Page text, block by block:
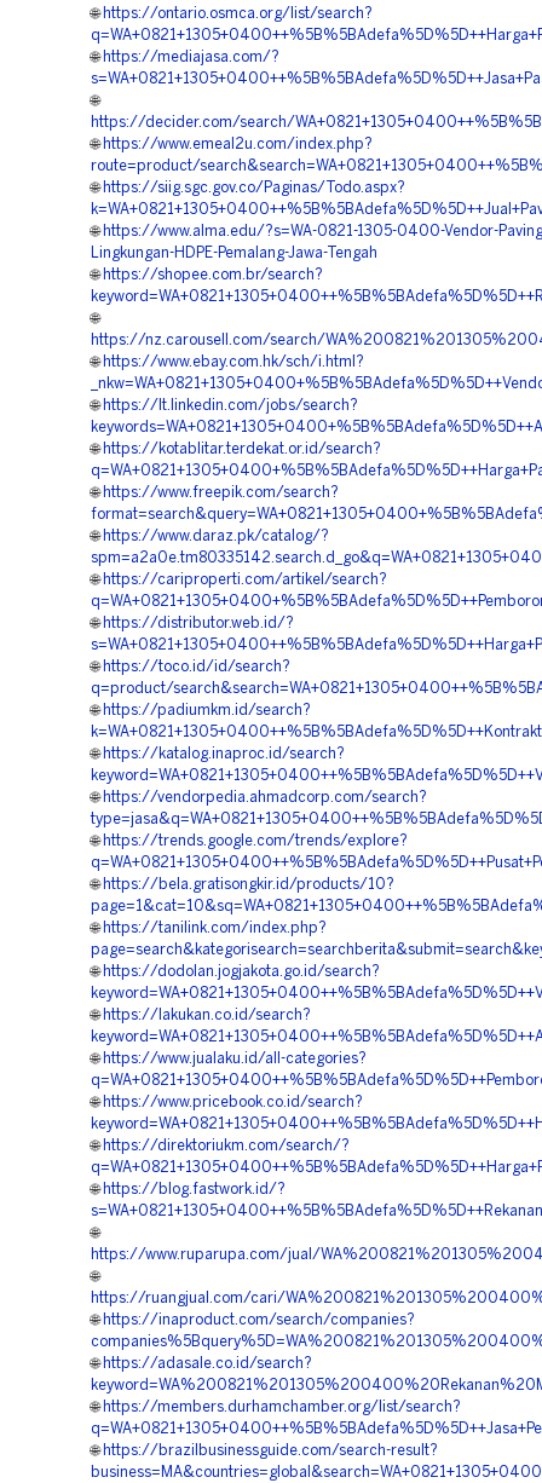
🌐 https://ontario.osmca.org/list/search?
🌐 https://mediajasa.com/?
🌐
https://decider.com/search/
🌐 https://www.emeal2u.com/index.php?
route=product/
🌐 https://siig.sgc.gov.co/Paginas/Todo.aspx?
🌐 https://www.alma.edu/?s=WA-0821-1305-0400-Vendor-
Lingkungan-HDPE-Pemalang-Jawa-Tengah
🌐 https://shopee.com.br/search?
🌐
https://nz.carousell.com/search/
🌐 https://www.ebay.com.hk/sch/i.html?
🌐 https://lt.linkedin.com/jobs/search?
🌐 https://kotablitar.terdekat.or.id/search?
🌐 https://www.freepik.com/search?
🌐 https://www.daraz.pk/catalog/?
🌐 https://cariproperti.com/artikel/search?
🌐 https://distributor.web.id/?
🌐 https://toco.id/id/search?
q=product/
🌐 https://padiumkm.id/search?
🌐 https://katalog.inaproc.id/search?
🌐 https://vendorpedia.ahmadcorp.com/search?
🌐 https://trends.google.com/trends/explore?
🌐 https://bela.gratisongkir.id/products/10?
🌐 https://tanilink.com/index.php?
🌐 https://dodolan.jogjakota.go.id/search?
🌐 https://lakukan.co.id/search?
🌐 https://www.jualaku.id/all-categories?
🌐 https://www.pricebook.co.id/search?
🌐 https://direktoriukm.com/search/?
🌐 https://blog.fastwork.id/?
🌐
https://www.ruparupa.com/jual/
🌐
https://ruangjual.com/cari/
🌐 https://inaproduct.com/search/companies?
🌐 https://adasale.co.id/search?
🌐 https://members.durhamchamber.org/list/search?
🌐 https://brazilbusinessguide.com/search-result?